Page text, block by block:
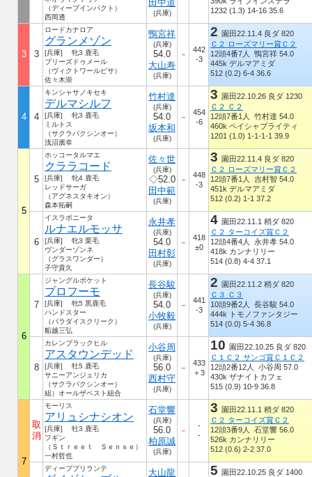
（ディープインパクト）
西岡透
田中道
(兵庫)
1232 (1.3) 14-16 35.6
3 3
ロードカナロア
グランメゾン
[兵庫] 牝3 鹿毛
ブリーズドゥメール
（ヴィクトワールピサ）
佐々木崇
鴨宮祥
(兵庫)
54.0
大山寿
(兵庫)
－
442
-3
2 園田22.11.4 良ダ 820
Ｃ２ ローズマリー賞Ｃ２
12頭4番7人 鴨宮祥 54.0
445k デルマアミダ
512 (0.2) 6-4 36.6
4 4
キンシャサノキセキ
デルマシルフ
[兵庫] 牝3 鹿毛
ミルトス
（サクラバクシンオー）
浅沼廣幸
竹村達
(兵庫)
54.0
坂本和
(兵庫)
－
454
-6
3 園田22.10.26 良ダ 1230
Ｃ２ Ｃ２
12頭7番1人 竹村達 54.0
460k ペイシャブライティ
1201 (1.0) 1-1-1-1 39.9
5
5
ホッコータルマエ
クララコード
[兵庫] 牝4 鹿毛
レッドサーガ
（アグネスタキオン）
森本拓嗣
佐々世
(兵庫)
◇52.0
田中範
(兵庫)
－
448
-3
3 園田22.11.4 良ダ 820
Ｃ２ ローズマリー賞Ｃ２
12頭7番1人 吉村智 54.0
451k デルマアミダ
512 (0.2) 1-1 37.2
6
イスラボニータ
ルナエルモッサ
[兵庫] 牝3 栗毛
ヴンダーゾンネ
（グラスワンダー）
子守貴久
永井孝
(兵庫)
54.0
田村彰
(兵庫)
－
418
±0
4 園田22.11.1 稍ダ 820
Ｃ２ ターコイズ賞Ｃ２
12頭4番4人 永井孝 54.0
418k カンナリリー
514 (0.8) 4-4 37.1
6
7
ジャングルポケット
プロフーモ
[兵庫] 牝5 黒鹿毛
ハンドスター
（パラダイスクリーク）
船越三弘
長谷駿
(兵庫)
54.0
小牧毅
(兵庫)
－
441
-3
2 園田22.11.2 稍ダ 820
Ｃ３ Ｃ３
10頭9番2人 長谷駿 54.0
444k トモノファンタジー
514 (0.0) 5-4 36.8
8
カレンブラックヒル
アスタウンデッド
[兵庫] 牡5 鹿毛
サニーアンジェリカ
（サクラバクシンオー）
組）オールザベスト組合
小谷周
(兵庫)
56.0
西村守
(兵庫)
－
433
＋3
10 園田22.10.25 良ダ 820
Ｃ１Ｃ２ サンゴ賞Ｃ１Ｃ２
12頭2番12人 小谷周 57.0
430k ザナイトカフェ
515 (0.9) 10-9 36.8
7
取
消
モーリス
アリュシナシオン
[兵庫] 牡3 鹿毛
フギン
（Ｓｔｒｅｅｔ Ｓｅｎｓｅ）
一村哲也
石堂響
(兵庫)
56.0
柏原誠
(兵庫)
－
-
-
3 園田22.11.1 稍ダ 820
Ｃ２ ターコイズ賞Ｃ２
12頭3番9人 石堂響 56.0
526k カンナリリー
512 (0.6) 2-2 37.0
ディープブリランテ 大山龍 5 園田22.10.25 良ダ 1400